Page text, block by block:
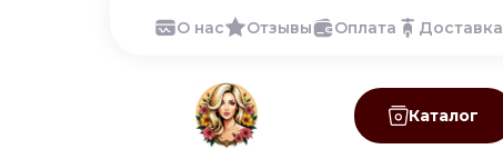
О нас Отзывы Оплата Доставка
Каталог